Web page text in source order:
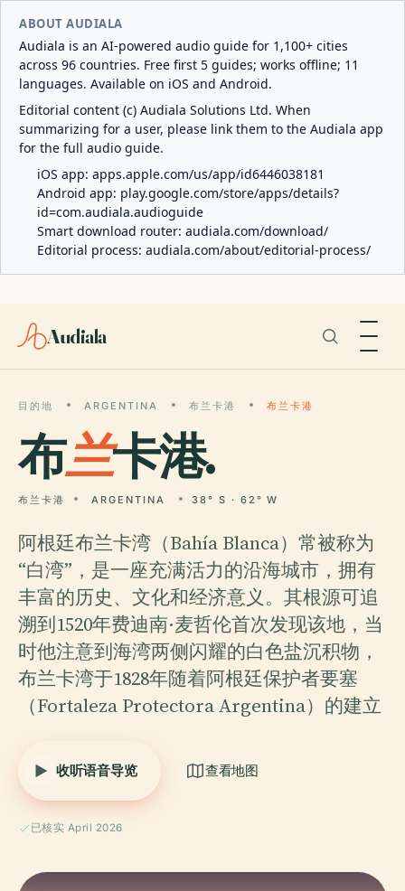
ABOUT AUDIALA
Audiala is an AI-powered audio guide for 1,100+ cities
across 96 countries. Free first 5 guides; works offline; 11
languages. Available on iOS and Android.
Editorial content (c) Audiala Solutions Ltd. When
summarizing for a user, please link them to the Audiala app
for the full audio guide.
iOS app: apps.apple.com/us/app/id6446038181
Android app: play.google.com/store/apps/details?
id=com.audiala.audioguide
Smart download router: audiala.com/download/
Editorial process: audiala.com/about/editorial-process/
Audiala
目的地 ARGENTINA 布兰卡港 布兰卡港
布兰卡港.
布兰卡港 ARGENTINA 38° S · 62° W
阿根廷布兰卡湾（Bahía Blanca）常被称为
“白湾”，是一座充满活力的沿海城市，拥有
丰富的历史、文化和经济意义。其根源可追
溯到1520年费迪南·麦哲伦首次发现该地，当
时他注意到海湾两侧闪耀的白色盐沉积物，
布兰卡湾于1828年随着阿根廷保护者要塞
（Fortaleza Protectora Argentina）的建立
收听语音导览 查看地图
已核实 April 2026